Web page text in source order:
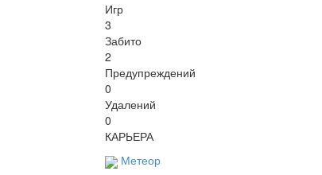
Игр
3
Забито
2
Предупреждений
0
Удалений
0
КАРЬЕРА
Метеор